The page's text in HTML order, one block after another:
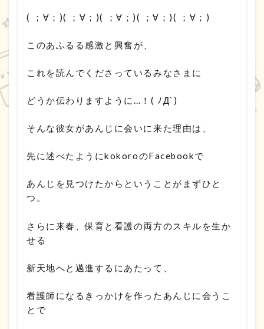
( ；∀；)( ；∀；)( ；∀；)( ；∀；)( ；∀；)
このあふるる感激と興奮が、
これを読んでくださっているみなさまに
どうか伝わりますように…！( ﾉД`)
そんな彼女があんじに会いに来た理由は、
先に述べたようにkokoroのFacebookで
あんじを見つけたからということがまずひと
つ。
さらに来春、保育と看護の両方のスキルを生か
せる
新天地へと邁進するにあたって、
看護師になるきっかけを作ったあんじに会うこ
とで